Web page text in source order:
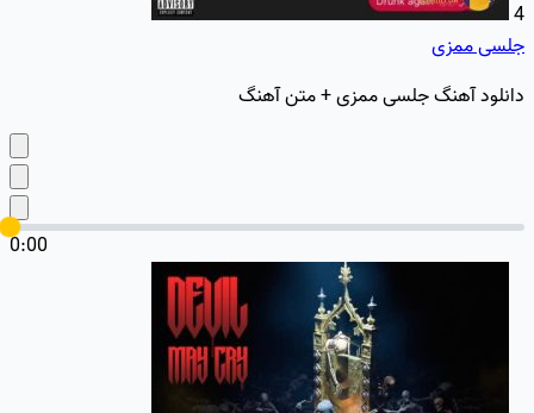
4
جلسی ممزی
دانلود آهنگ جلسی ممزی + متن آهنگ
0:00